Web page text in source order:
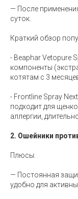
— После
суток.
Краткий обзор
- Beaphar Vetopure
компоненты
котятам с 3
- Frontline Spray
подходит для
аллергии,
2. Ошейники
Плюсы:
— Постоянная
удобно для